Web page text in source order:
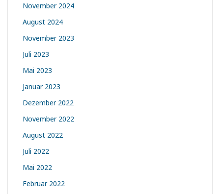
November 2024
August 2024
November 2023
Juli 2023
Mai 2023
Januar 2023
Dezember 2022
November 2022
August 2022
Juli 2022
Mai 2022
Februar 2022